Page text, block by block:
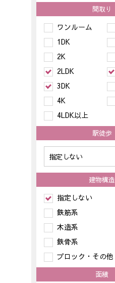
間取り
ワンルーム
1DK
2K
2LDK
3DK
4K
4LDK以上
駅徒歩
建物構造
指定しない
鉄筋系
木造系
鉄骨系
ブロック・その他
面積